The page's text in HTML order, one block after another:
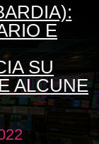
E
SU
ALCUNE